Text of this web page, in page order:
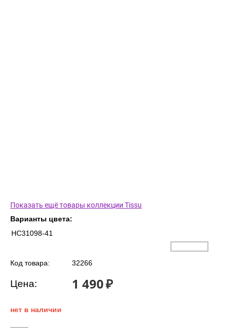
Показать ещё товары коллекции Tissu
Варианты цвета:
HC31098-41
Код товара: 32266
Цена: 1 490₽
нет в наличии